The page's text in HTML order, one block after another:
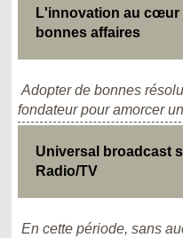
L'innovation au cœur
bonnes affaires
Adopter de bonnes
fondateur pour amorcer
Universal broadcast
Radio/TV
En cette période, sans